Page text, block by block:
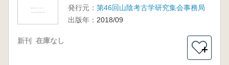
発行元： 第46回山陰考古学研究集会事務局
出版年： 2018/09
新刊 在庫なし
＋